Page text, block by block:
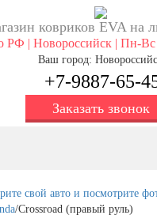
ковриков EVA ​на
РФ | Новороссийск | Пн-
Ваш город:
+7-9887-65-
Заказать звонок
свой авто и посмотрите
/Crossroad (правый руль)